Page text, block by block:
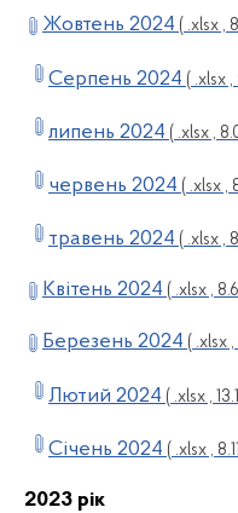
Жовтень 2024 ( .xlsx ,
Серпень 2024 ( .xlsx ,
липень 2024 ( .xlsx ,
червень 2024 ( .xlsx ,
травень 2024 ( .xlsx ,
Квітень 2024 ( .xlsx ,
Березень 2024 ( .xlsx
Лютий 2024 ( .xlsx ,
Січень 2024 ( .xlsx ,
2023 рік